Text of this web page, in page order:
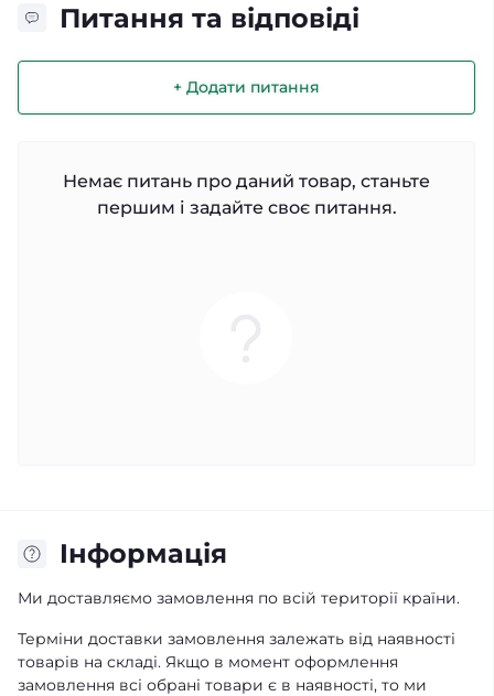
Питання та відповіді
+ Додати питання
Немає питань про даний товар, станьте
першим і задайте своє питання.
Iнформація
Ми доставляємо замовлення по всій території країни.
Терміни доставки замовлення залежать від наявності
товарів на складі. Якщо в момент оформлення
замовлення всі обрані товари є в наявності, то ми